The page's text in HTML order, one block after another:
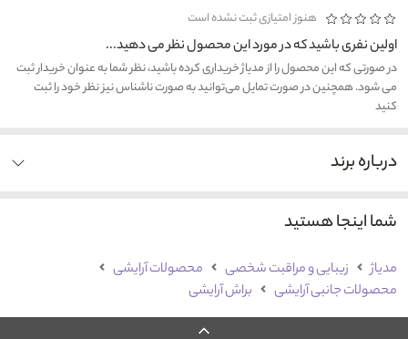
هنوز امتیازی ثبت نشده است
اولین نفری باشید که در مورد این محصول نظر می دهید...
در صورتی که این محصول را از مدیاژ خریداری کرده باشید، نظر شما به عنوان خریدار ثبت
می شود. همچنین در صورت تمایل می‌توانید به صورت ناشناس نیز نظر خود را ثبت
کنید
درباره برند
شما اینجا هستید
مدیاژ زیبایی و مراقبت شخصی
محصولات آرایشی
محصولات جانبی آرایشی
براش آرایشی